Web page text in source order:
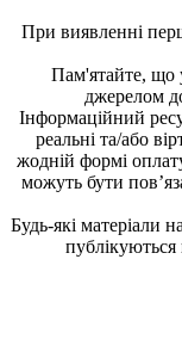
При виявленні
Пам'ятайте, що
джерелом
Інформаційний
реальні та/або
жодній формі
можуть бути
Будь-які матеріали